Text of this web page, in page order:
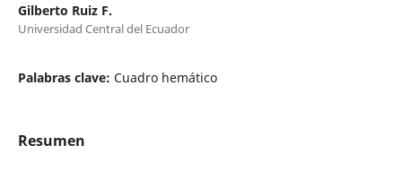
Gilberto Ruiz F.
Universidad Central del Ecuador
Palabras clave: Cuadro hemático
Resumen